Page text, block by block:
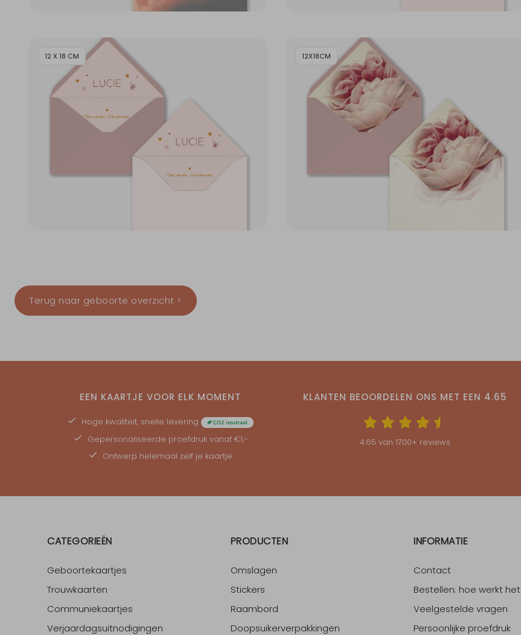
12 X 18 CM 12X18CM
Terug naar geboorte overzicht >
EEN KAARTJE VOOR ELK MOMENT
Hoge kwaliteit, snelle levering
Gepersonaliseerde proefdrukvanaf €1,-
Ontwerp helemaal zelf je kaartje
KLANTEN BEOORDELEN ONS MET EEN 4.65
4.65 van 1700+ reviews
CATEGORIEËN
Geboortekaartjes
Trouwkaarten
Communiekaartjes
Verjaardagsuitnodigingen
PRODUCTEN
Omslagen
Stickers
Raambord
Doopsuikerverpakkingen
INFORMATIE
Contact
Bestellen: hoe werkt het
Veelgestelde vragen
Persoonlijke proefdruk